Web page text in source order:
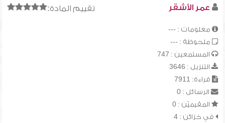
تقييم المادة: عمر الأشقر
معلومات : ---
ملحوظة : ---
المستمعين : 747
التنزيل : 3646
قراءة: 7911
الرسائل : 0
المقيميّن : 0
في خزائن : 4